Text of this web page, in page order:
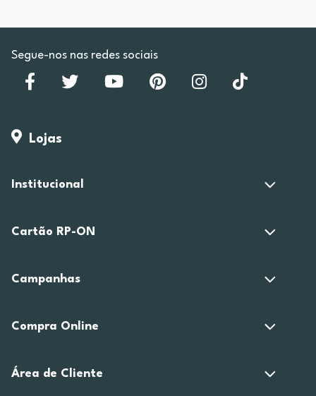
Segue-nos nas redes sociais
Lojas
Institucional
Cartão RP-ON
Campanhas
Compra Online
Área de Cliente